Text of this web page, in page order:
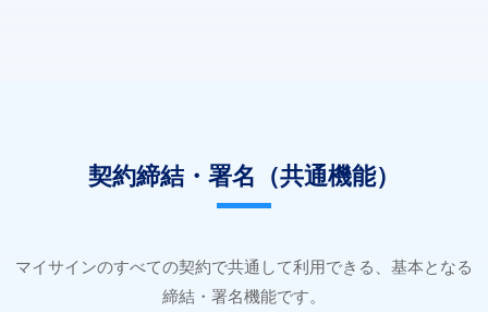
契約締結・署名（共通機能）
マイサインのすべての契約で共通して利用できる、基本となる
締結・署名機能です。